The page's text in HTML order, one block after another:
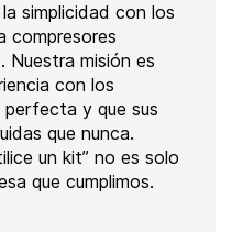
simplicidad con los
compresores
misión es
con los
perfecta y que sus
que nunca.
un kit” no es solo
que cumplimos.